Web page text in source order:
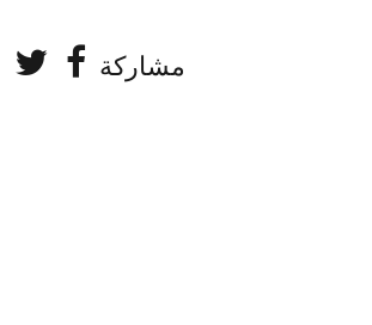
مشاركة